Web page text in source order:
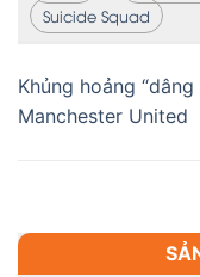
Suicide Squad
Khủng hoảng
Manchester United